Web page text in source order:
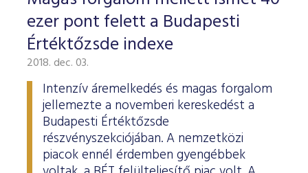
ESG Útmutató
ezer pont felett a Budapesti
Értéktőzsde indexe
2018. dec. 03.
Intenzív áremelkedés és magas forgalom
jellemezte a novemberi kereskedést a
Budapesti Értéktőzsde
részvényszekciójában. A nemzetközi
piacok ennél érdemben gyengébbek